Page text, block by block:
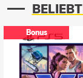
Bonus